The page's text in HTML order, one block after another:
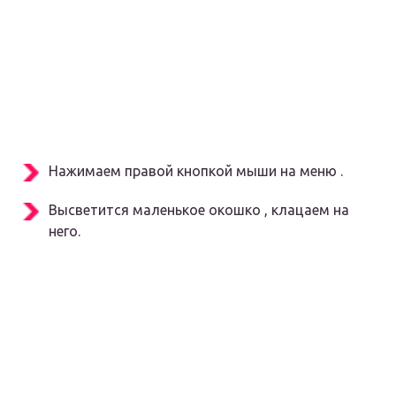
Нажимаем правой кнопкой мыши на меню .
Высветится маленькое окошко , клацаем на
него.